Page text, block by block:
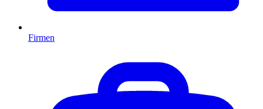
Firmen